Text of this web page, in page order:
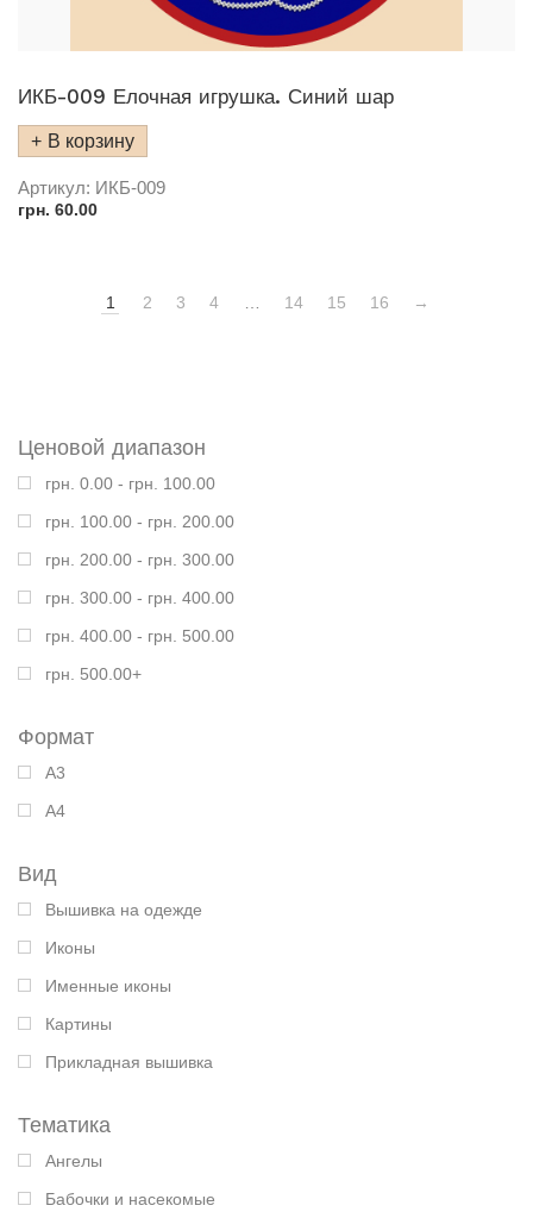
ИКБ-009 Елочная игрушка. Синий шар
В корзину
Артикул: ИКБ-009
грн. 60.00
1 2 3 4 14 15 16 →
Ценовой диапазон
грн. 0.00 - грн. 100.00
грн. 100.00 - грн. 200.00
грн. 200.00 - грн. 300.00
грн. 300.00 - грн. 400.00
грн. 400.00 - грн. 500.00
грн. 500.00+
Формат
А3
А4
Вид
Вышивка на одежде
Иконы
Именные иконы
Картины
Прикладная вышивка
Тематика
Ангелы
Бабочки и насекомые